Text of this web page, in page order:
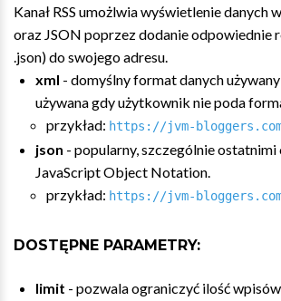
Kanał RSS umożlwia wyświetlenie danych
oraz JSON poprzez dodanie odpowiednie
.json) do swojego adresu.
xml - domyślny format danych używany
używana gdy użytkownik nie poda
przykład: https://jvm-
json - popularny, szczególnie ostatnimi
JavaScript Object Notation.
przykład: https://jvm-
DOSTĘPNE PARAMETRY:
limit - pozwala ograniczyć ilość